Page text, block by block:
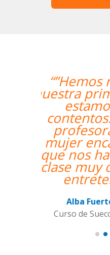
“”The
well and
teacher,
have
I'm really